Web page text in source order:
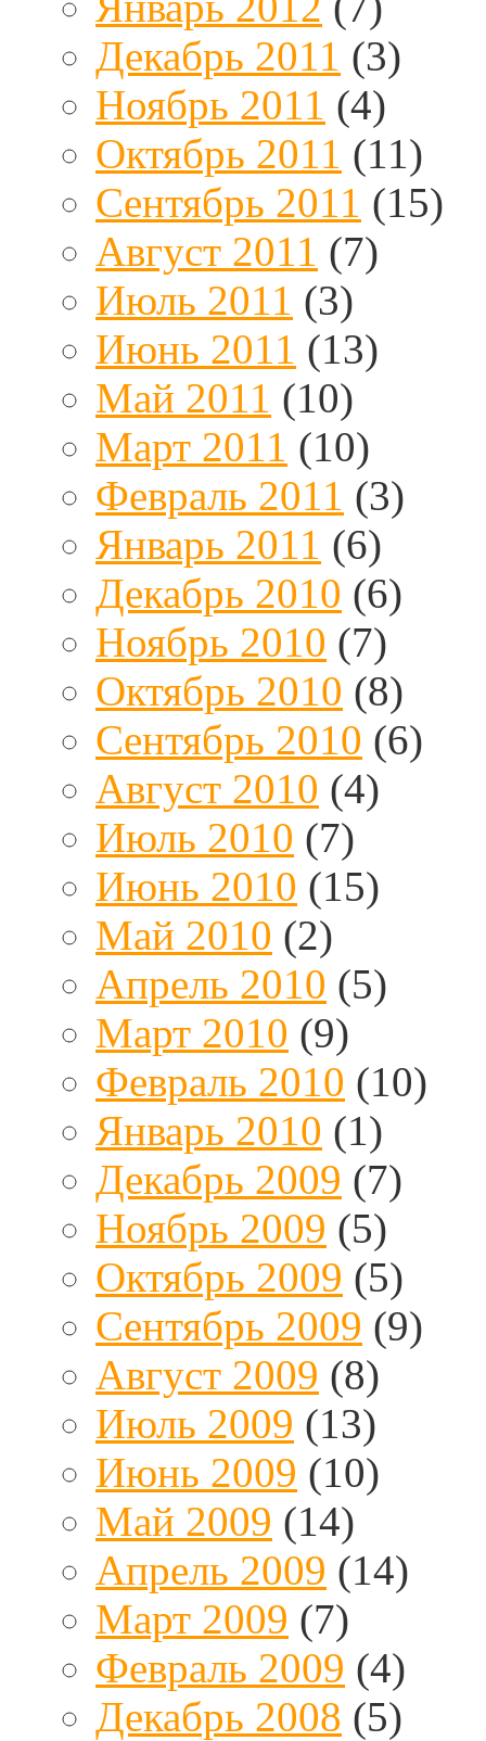
Декабрь 2011 (3)
Ноябрь 2011 (4)
Октябрь 2011 (11)
Сентябрь 2011 (15)
Август 2011 (7)
Июль 2011 (3)
Июнь 2011 (13)
Май 2011 (10)
Март 2011 (10)
Февраль 2011 (3)
Январь 2011 (6)
Декабрь 2010 (6)
Ноябрь 2010 (7)
Октябрь 2010 (8)
Сентябрь 2010 (6)
Август 2010 (4)
Июль 2010 (7)
Июнь 2010 (15)
Май 2010 (2)
Апрель 2010 (5)
Март 2010 (9)
Февраль 2010 (10)
Январь 2010 (1)
Декабрь 2009 (7)
Ноябрь 2009 (5)
Октябрь 2009 (5)
Сентябрь 2009 (9)
Август 2009 (8)
Июль 2009 (13)
Июнь 2009 (10)
Май 2009 (14)
Апрель 2009 (14)
Март 2009 (7)
Февраль 2009 (4)
Декабрь 2008 (5)